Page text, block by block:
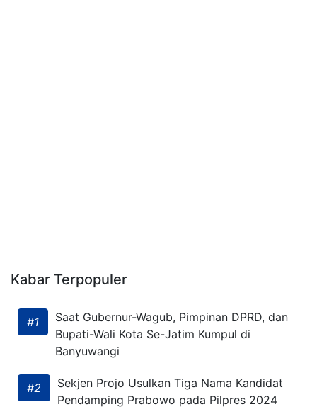
Kabar Terpopuler
#1
Saat Gubernur-Wagub, Pimpinan DPRD, dan
Bupati-Wali Kota Se-Jatim Kumpul di
Banyuwangi
#2
Sekjen Projo Usulkan Tiga Nama Kandidat
Pendamping Prabowo pada Pilpres 2024